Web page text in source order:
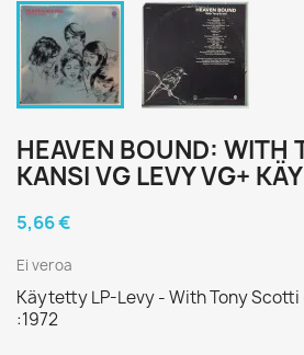
HEAVEN BOUND: WITH
KANSI VG LEVY VG+
5,66 €
Ei veroa
Käytetty LP-Levy - With Tony Scotti
:1972